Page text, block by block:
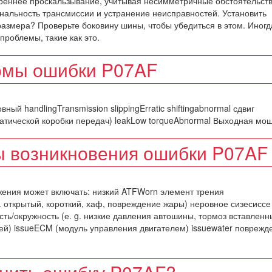
трансмиссии и устранение неисправностей. Установить
Проверьте боковину шины, чтобы убедиться в этом.
такие как это.
ошибки P07AF
handlingTransmission slippingErratic shiftingabnormal сдвиг
коробки передач) leakLow torqueAbnormal Выходная
ошибки P07AF
может включать: низкий ATFWorn элемент трения
короткий, хаф, повреждение жары) неровное сизесиссе
окружность (е. g. низкие давления автошины, тормоз
issueECM (модуль управления двигателем) issuewater